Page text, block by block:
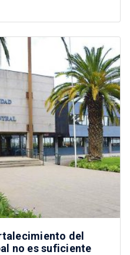
del
no es suficiente